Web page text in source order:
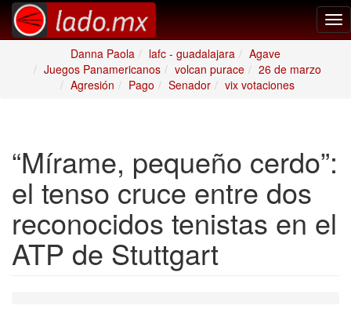
Danna Paola
lafc - guadalajara
Agave
Juegos Panamericanos
volcan purace
26 de marzo
Agresión
Pago Senador vix votaciones
“Mírame, pequeño cerdo”:
el tenso cruce entre dos
reconocidos tenistas en el
ATP de Stuttgart